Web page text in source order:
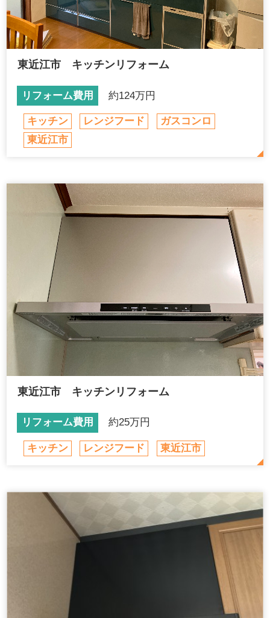
東近江市 キッチンリフォーム
リフォーム費用 約124万円
キッチン レンジフード
ガスコンロ
東近江市
東近江市 キッチンリフォーム
リフォーム費用 約25万円
キッチン レンジフード 東近江市